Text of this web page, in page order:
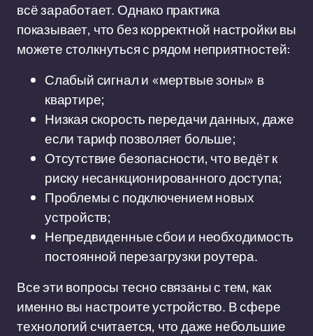
всё заработает. Однако практика
показывает, что без корректной настройки вы
можете столкнуться с рядом неприятностей:
Слабый сигнал и «мертвые зоны» в
квартире;
Низкая скорость передачи данных, даже
если тариф позволяет больше;
Отсутствие безопасности, что ведёт к
риску несанкционированного доступа;
Проблемы с подключением новых
устройств;
Непредвиденные сбои и необходимость
постоянной перезагрузки роутера.
Все эти вопросы тесно связаны с тем, как
именно вы настроите устройство. В сфере
технологий считается, что даже небольшие